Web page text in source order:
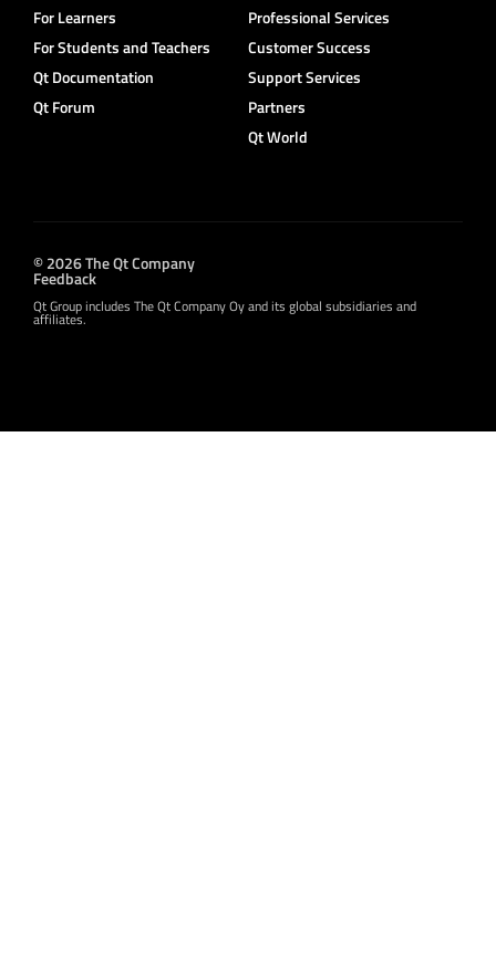
For Learners
For Students and Teachers
Qt Documentation
Qt Forum
Professional Services
Customer Success
Support Services
Partners
Qt World
© 2026 The Qt Company
Feedback
Qt Group includes The Qt Company Oy and its global subsidiaries and
affiliates.